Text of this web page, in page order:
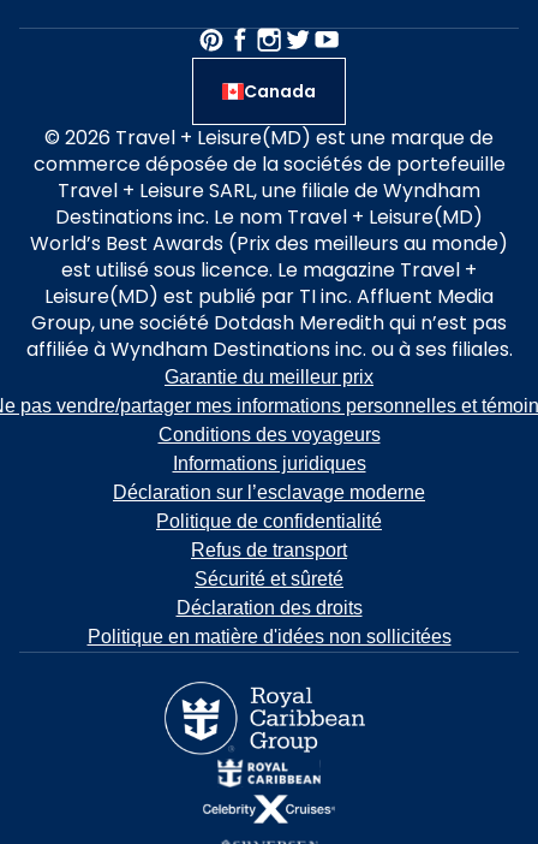
Canada
© 2026 Travel + Leisure(MD) est une marque de
commerce déposée de la sociétés de portefeuille
Travel + Leisure SARL, une filiale de Wyndham
Destinations inc. Le nom Travel + Leisure(MD)
World’s Best Awards (Prix des meilleurs au monde)
est utilisé sous licence. Le magazine Travel +
Leisure(MD) est publié par TI inc. Affluent Media
Group, une société Dotdash Meredith qui n’est pas
affiliée à Wyndham Destinations inc. ou à ses filiales.
Garantie du meilleur prix
pas vendre/partager mes informations personnelles et
Conditions des voyageurs
Informations juridiques
Déclaration sur l’esclavage moderne
Politique de confidentialité
Refus de transport
Sécurité et sûreté
Déclaration des droits
Politique en matière d'idées non sollicitées